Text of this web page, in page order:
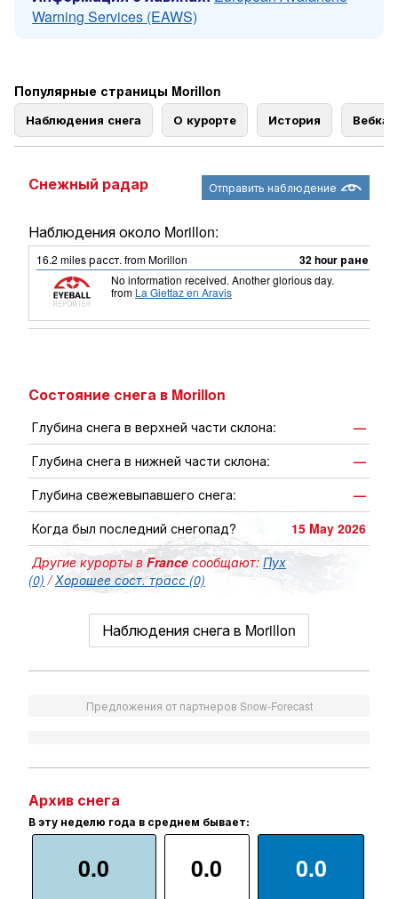
Warning Services (EAWS)
Популярные страницы Morillon
Наблюдения снега О курорте История
Снежный радар Отправить наблюдение
Наблюдения около Morillon:
16.2 milesрасст. from Morillon 32 hour ранее
No information received. Another glorious day.
from La Giettaz en Aravis
Состояние снега в Morillon
Глубина снега в верхней части склона:
—
Глубина снега в нижней части склона:
—
Глубина свежевыпавшего снега:
—
Когда был последний снегопад?
15 May 2026
Другие курорты вFrance сообщают: Пух
(0) /Хорошее сост. трасс (0)
Наблюдения снега в Morillon
Предложения от партнеров Snow-Forecast
Архив снега
В эту неделю года в среднем бывает:
0.0 0.0 0.0